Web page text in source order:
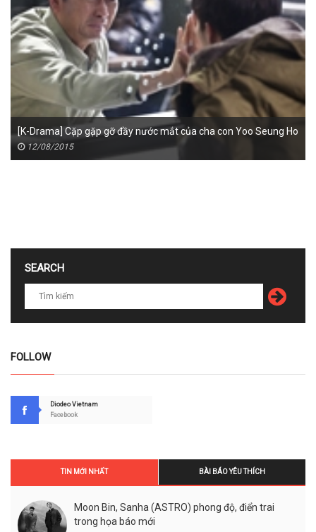
[K-Drama] Cặp gặp gỡ đầy nước mắt của cha con Yoo Seung Ho
12/08/2015
SEARCH
FOLLOW
Diodeo Vietnam
Facebook
TIN MỚI NHẤT BÀI BÁO YÊU THÍCH
Moon Bin, Sanha (ASTRO) phong độ, điển trai
trong họa báo mới